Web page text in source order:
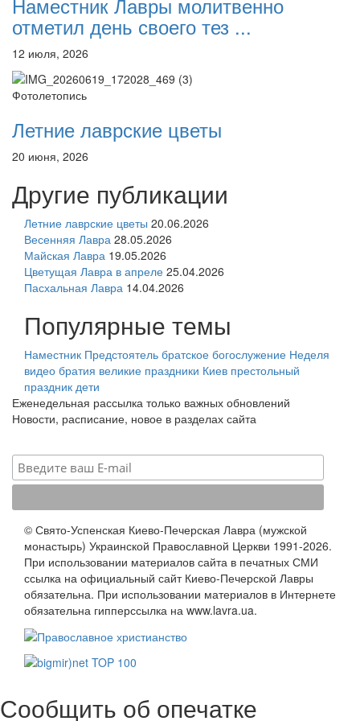
отметил день своего тез ...
12 июля, 2026
Фотолетопись
Летние лаврские цветы
20 июня, 2026
Другие публикации
Летние лаврские цветы 20.06.2026
Весенняя Лавра 28.05.2026
Майская Лавра 19.05.2026
Цветущая Лавра в апреле 25.04.2026
Пасхальная Лавра 14.04.2026
Популярные темы
Наместник Предстоятель братское богослужение Неделя
видео братия великие праздники Киев престольный
праздник дети
Еженедельная рассылка только важных обновлений
Новости, расписание, новое в разделах сайта
© Свято-Успенская Киево-Печерская Лавра (мужской
монастырь) Украинской Православной Церкви 1991-2026.
При использовании материалов сайта в печатных СМИ
ссылка на официальный сайт Киево-Печерской Лавры
обязательна. При использовании материалов в Интернете
обязательна гипперссылка на www.lavra.ua.
Сообщить об опечатке